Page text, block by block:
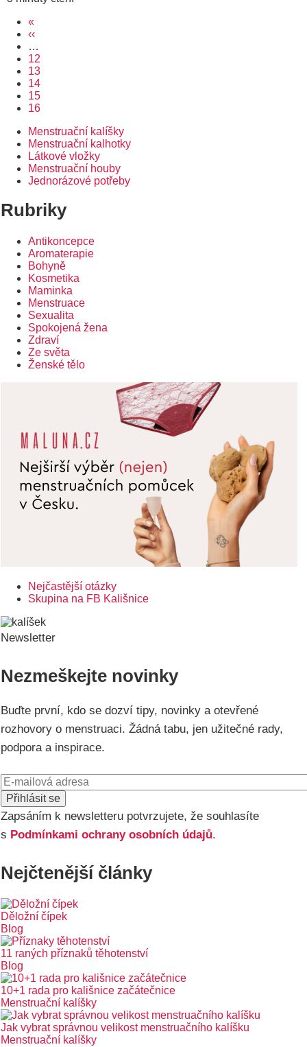
Pagination
First
page
«
Předchozí
stránka
‹‹
…
Page
12
Page
13
Page
14
Page
15
Aktuální
16
Rozcestník
Menstruační kalíšky
Menstruační kalhotky
Látkové vložky
Menstruační houby
Jednorázové potřeby
Rubriky
Antikoncepce
Aromaterapie
Bohyně
Kosmetika
Maminka
Menstruace
Sexualita
Spokojená žena
Zdraví
Ze světa
Ženské tělo
Postranní
menu
Nejčastější otázky
Skupina na FB Kališnice
Newsletter
Nezmeškejte novinky
Buďte první, kdo se dozví tipy, novinky a otevřené
rozhovory o menstruaci. Žádná tabu, jen užitečné rady,
podpora a inspirace.
E-
mail
Zapsáním k newsletteru potvrzujete, že souhlasíte
s Podmínkami ochrany osobních údajů.
Nejčtenější články
Děložní čípek
Blog
11 raných příznaků těhotenství
Blog
10+1 rada pro kališnice začátečnice
Menstruační kalíšky
Jak vybrat správnou velikost menstruačního kalíšku
Menstruační kalíšky